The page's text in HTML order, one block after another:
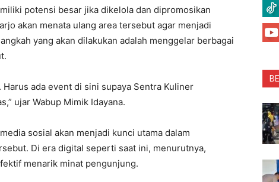
potensi besar jika dikelola dan dipromosikan
akan menata ulang area tersebut agar menjadi
yang akan dilakukan adalah menggelar berbagai
ada event di sini supaya Sentra Kuliner
ujar Wabup Mimik Idayana.
sosial akan menjadi kunci utama dalam
Di era digital seperti saat ini, menurutnya,
menarik minat pengunjung.